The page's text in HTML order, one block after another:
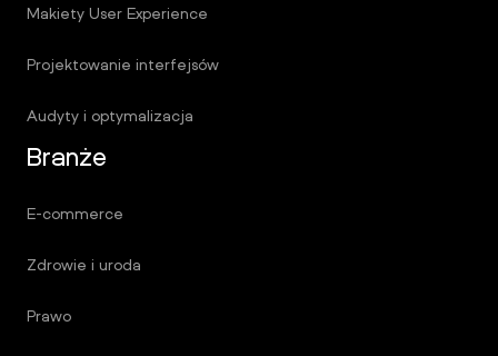
Makiety User Experience
Projektowanie interfejsów
Audyty i optymalizacja
Branże
E-commerce
Zdrowie i uroda
Prawo